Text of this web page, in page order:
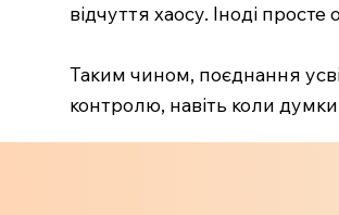
відчуття хаосу. Іноді
Таким чином, поєднання
контролю, навіть коли думки